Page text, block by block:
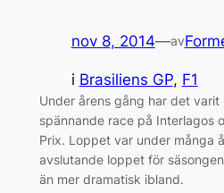
nov 8, 2014—av
i Brasiliens GP, F1
Under årens gång har det varit
spännande race på Interlagos
Prix. Loppet var under många
avslutande loppet för
än mer dramatisk ibland.